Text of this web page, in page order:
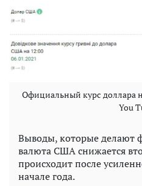
Официальный курс доллара
You
Выводы, которые делают
валюта США снижается
происходит после
начале года.